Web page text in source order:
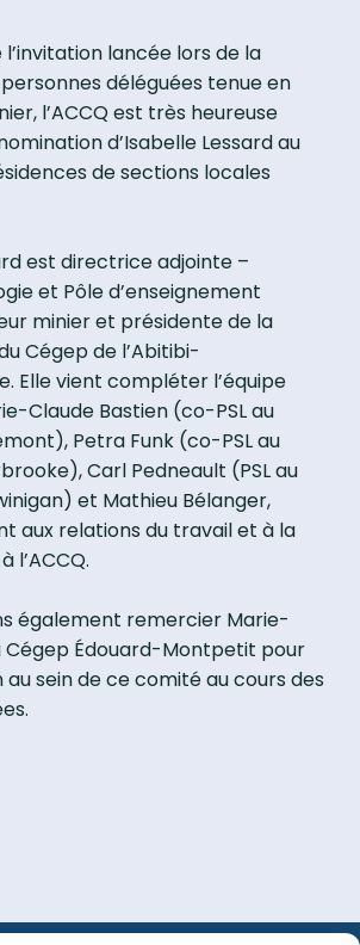
l’invitation lancée lors de la
déléguées tenue en
l’ACCQ est très heureuse
d’Isabelle Lessard au
de sections locales
est directrice adjointe –
et Pôle d’enseignement
minier et présidente de la
Cégep de l’Abitibi-
Elle vient compléter l’équipe
Claude Bastien (co-PSL au
Petra Funk (co-PSL au
Carl Pedneault (PSL au
et Mathieu Bélanger,
aux relations du travail et à la
l’ACCQ.
également remercier Marie-
Cégep Édouard-Montpetit pour
sein de ce comité au cours des